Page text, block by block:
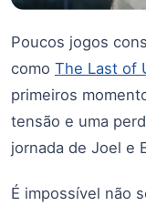
Poucos jogos
como The Last of
primeiros
tensão e uma
jornada de Joel e
É impossível não